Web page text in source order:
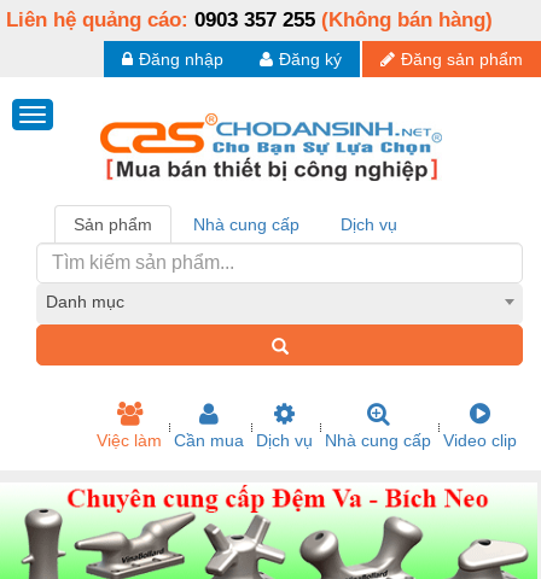
Liên hệ quảng cáo: 0903 357 255 (Không bán hàng)
Đăng sản phẩm
Đăng ký
Đăng nhập
Sản phẩm Nhà cung cấp Dịch vụ
Danh mục
Việc làm Cần mua Dịch vụ Nhà cung cấp Video clip